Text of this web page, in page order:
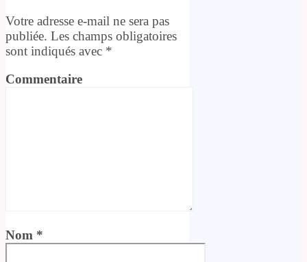
Votre adresse e-mail ne sera pas
publiée. Les champs obligatoires
sont indiqués avec *
Commentaire
Nom *